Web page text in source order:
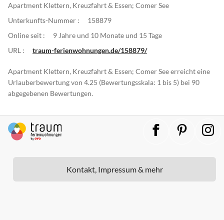
Apartment Klettern, Kreuzfahrt & Essen; Comer See
Unterkunfts-Nummer :
158879
Online seit :
9 Jahre und 10 Monate und 15 Tage
URL :
traum-ferienwohnungen.de/158879/
Apartment Klettern, Kreuzfahrt & Essen; Comer See erreicht eine
Urlauberbewertung von 4.25 (Bewertungsskala: 1 bis 5) bei 90
abgegebenen Bewertungen.
Kontakt, Impressum & mehr